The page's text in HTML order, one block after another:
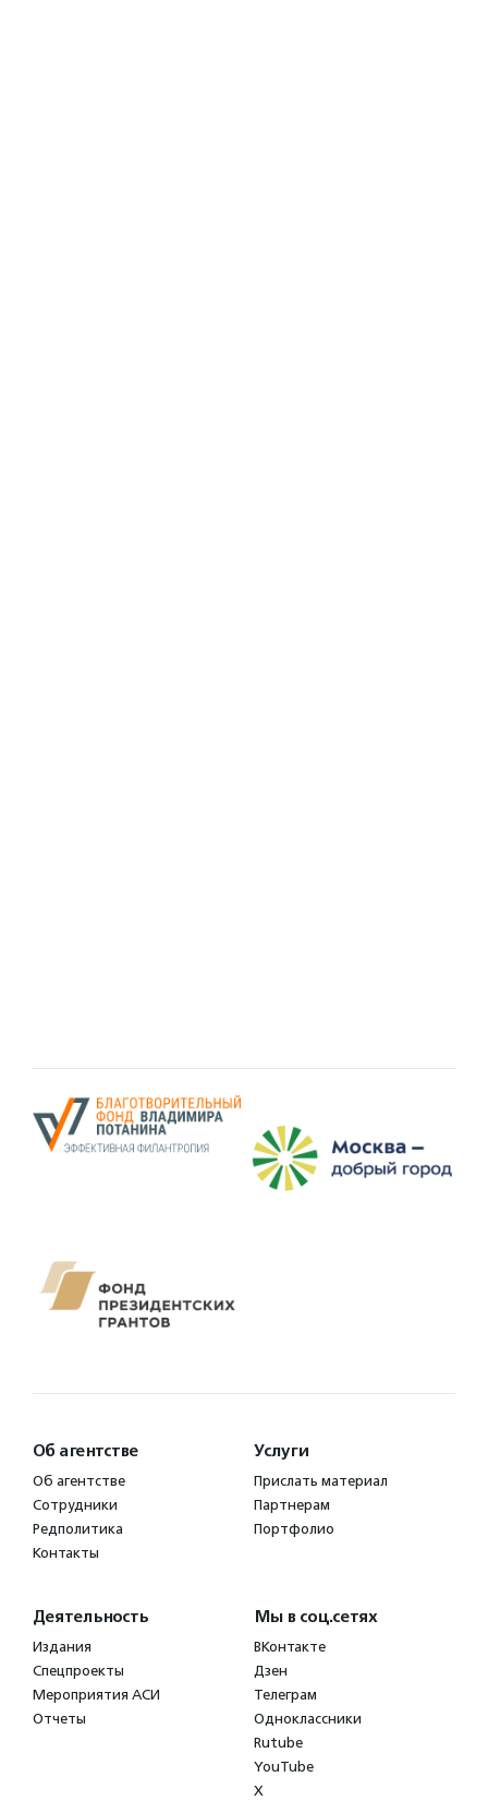
Об агентстве
Об агентстве
Сотрудники
Редполитика
Контакты
Услуги
Прислать материал
Партнерам
Портфолио
Деятельность
Издания
Спецпроекты
Мероприятия АСИ
Отчеты
Мы в соц.сетях
ВКонтакте
Дзен
Телеграм
Одноклассники
Rutube
YouTube
X